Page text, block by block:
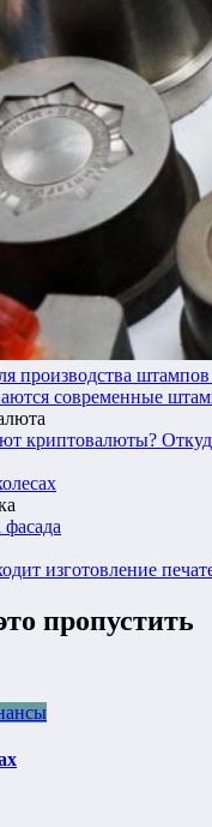
производства штампов
современные
криптовалюты?
изготовление
пропустить